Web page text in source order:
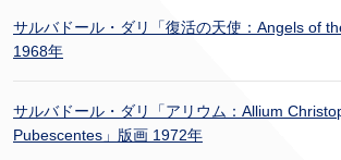
サルバドール・ダリ「復活の天使：Angels of
1968年
サルバドール・ダリ「アリウム：Allium
Pubescentes」版画 1972年